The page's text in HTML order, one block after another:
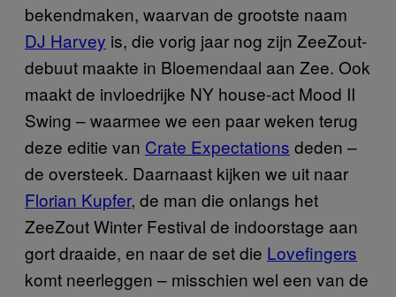
bekendmaken, waarvan de grootste naam
DJ Harvey is, die vorig jaar nog zijn ZeeZout-
debuut maakte in Bloemendaal aan Zee. Ook
maakt de invloedrijke NY house-act Mood II
Swing – waarmee we een paar weken terug
deze editie van Crate Expectations deden –
de oversteek. Daarnaast kijken we uit naar
Florian Kupfer, de man die onlangs het
ZeeZout Winter Festival de indoorstage aan
gort draaide, en naar de set die Lovefingers
komt neerleggen – misschien wel een van de